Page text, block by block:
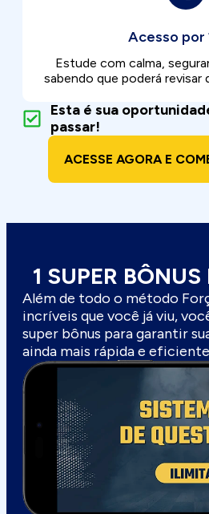
Acesso por
Estude com calma,
sabendo que poderá revisar
Esta é sua
passar!
ACESSE AGORA E
1 SUPER
Além de todo o método
incríveis que você já viu,
super bônus para garantir
ainda mais rápida e